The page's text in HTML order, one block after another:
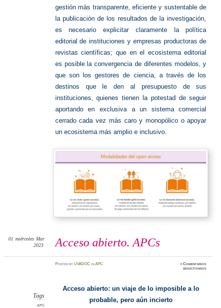
gestión más transparente, eficiente y sustentable de
la publicación de los resultados de la investigación,
es necesario explicitar claramente la política
editorial de instituciones y empresas productoras de
revistas científicas; que en el ecosistema editorial
es posible la convergencia de diferentes modelos, y
que son los gestores de ciencia, a través de los
destinos que le den al presupuesto de sus
instituciones, quienes tienen la potestad de seguir
aportando en exclusiva a un sistema comercial
cerrado cada vez más caro y monopólico o apoyar
un ecosistema más amplio e inclusivo.
Acceso abierto. APCs
01 miércoles Mar
2023
PostedbyUVADOC inAPC ≈Comentarios
desactivadosen
Tags
APC
Acceso abierto: un viaje de lo imposible a lo
probable, pero aún incierto